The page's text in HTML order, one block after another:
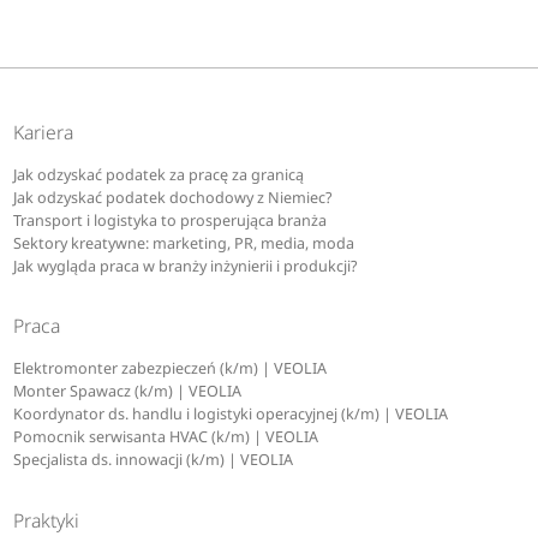
Kariera
Jak odzyskać podatek za pracę za granicą
Jak odzyskać podatek dochodowy z Niemiec?
Transport i logistyka to prosperująca branża
Sektory kreatywne: marketing, PR, media, moda
Jak wygląda praca w branży inżynierii i produkcji?
Praca
Elektromonter zabezpieczeń (k/m) | VEOLIA
Monter Spawacz (k/m) | VEOLIA
Koordynator ds. handlu i logistyki operacyjnej (k/m) | VEOLIA
Pomocnik serwisanta HVAC (k/m) | VEOLIA
Specjalista ds. innowacji (k/m) | VEOLIA
Praktyki